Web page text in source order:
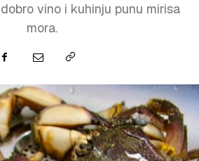
vino i kuhinju punu mirisa
mora.